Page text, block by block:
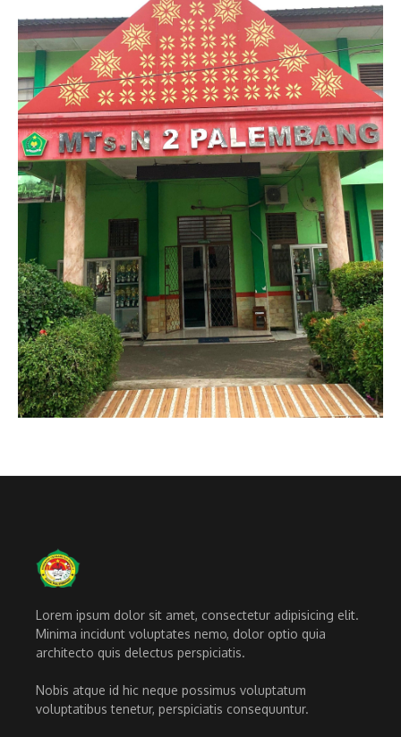
Lorem ipsum dolor sit amet, consectetur adipisicing elit.
Minima incidunt voluptates nemo, dolor optio quia
architecto quis delectus perspiciatis.
Nobis atque id hic neque possimus voluptatum
voluptatibus tenetur, perspiciatis consequuntur.